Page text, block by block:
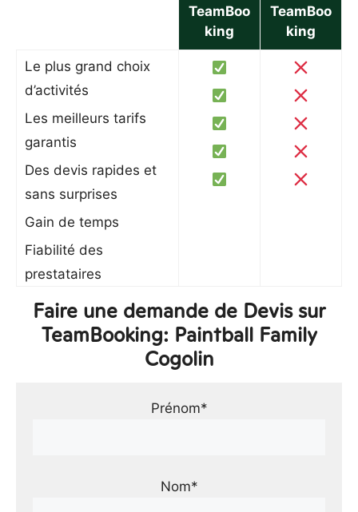
TeamBoo
king
TeamBoo
king
Le plus grand choix
d’activités
Les meilleurs tarifs
garantis
Des devis rapides et
sans surprises
Gain de temps
Fiabilité des
prestataires
Faire une demande de Devis sur
TeamBooking: Paintball Family
Cogolin
Prénom*
Nom*